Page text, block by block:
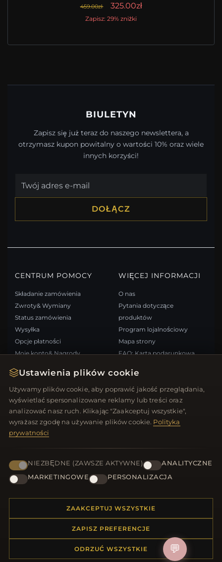
Ustawienia plików cookie
Używamy plików cookie, aby poprawić jakość przeglądania,
wyświetlać spersonalizowane reklamy lub treści oraz
analizować nasz ruch. Klikając "Zaakceptuj wszystkie",
wyrażasz zgodę na używanie plików cookie. Polityka
prywatności
NIEZBĘDNE (ZAWSZE AKTYWNE)
ANALITYCZNE
MARKETINGOWE
PERSONALIZACJA
ZAAKCEPTUJ WSZYSTKIE
ZAPISZ PREFERENCJE
ODRZUĆ WSZYSTKIE
459.00zł 325.00zł
Zapisz: 29% zniżki
BIULETYN
Zapisz się już teraz do naszego newslettera, a
otrzymasz kupon powitalny o wartości 10% oraz wiele
innych korzyści!
DOŁĄCZ
CENTRUM POMOCY
Składanie zamówienia
Zwroty& Wymiany
Status zamówienia
Wysyłka
Opcje płatności
Moje konto& Nagrody
WIĘCEJ INFORMACJI
O nas
Pytania dotyczące
produktów
Program lojalnościowy
Mapa strony
FAQ: Karta podarunkowa
Wypisz się z newslettera
SZYBKIE LINKI
Nowe produkty
Oferty specjalne
Recenzje
Zaloguj się
ŚLEDŹ NAS
© 2012–2026Biżuteria.net. Wszelkie prawa zastrzeżone.
💬